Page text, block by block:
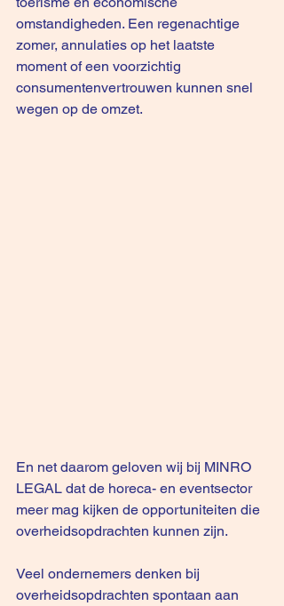
omstandigheden. Een regenachtige
zomer, annulaties op het laatste
moment of een voorzichtig
consumentenvertrouwen kunnen snel
wegen op de omzet.
En net daarom geloven wij bij MINRO
LEGAL dat de horeca- en eventsector
meer mag kijken de opportuniteiten die
overheidsopdrachten kunnen zijn.
Veel ondernemers denken bij
overheidsopdrachten spontaan aan